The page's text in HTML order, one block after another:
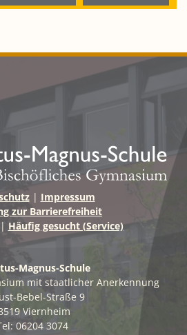
| Impressum
zur Barrierefreiheit
| Häufig gesucht (Service)
Magnus-Schule
mit staatlicher Anerkennung
Bebel-Straße 9
Viernheim
06204 3074